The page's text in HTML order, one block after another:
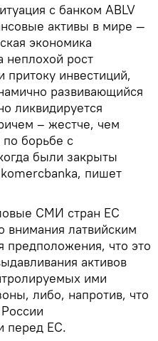
с банком ABLV
активы в мире —
экономика
неплохой рост
притоку инвестиций,
развивающийся
ликвидируется
– жестче, чем
борьбе с
были закрыты
пишет
СМИ стран ЕС
латвийским
что это
активов
ими
либо, напротив, что
перед ЕС.